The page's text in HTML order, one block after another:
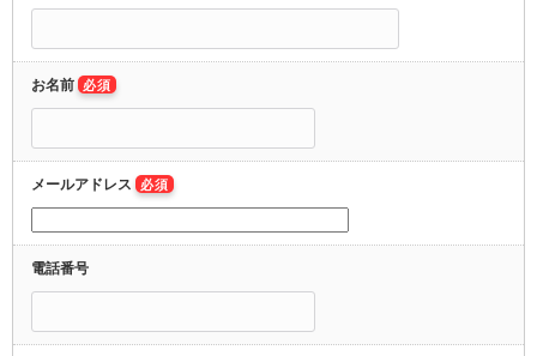
お名前 必須
メールアドレス 必須
電話番号